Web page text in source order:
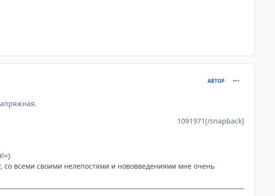
АВТОР
1091971[/snapback]
всеми своими нелепостями и нововведениями мне очень